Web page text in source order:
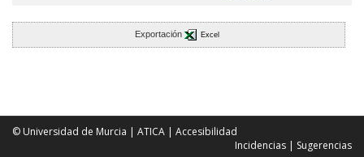
Exportación Excel
© Universidad de Murcia | ATICA | Accesibilidad
Incidencias | Sugerencias